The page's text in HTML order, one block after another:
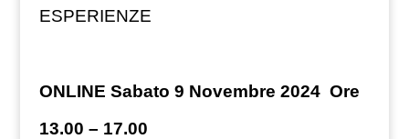
ESPERIENZE
ONLINE Sabato 9 Novembre 2024 Ore
13.00 – 17.00